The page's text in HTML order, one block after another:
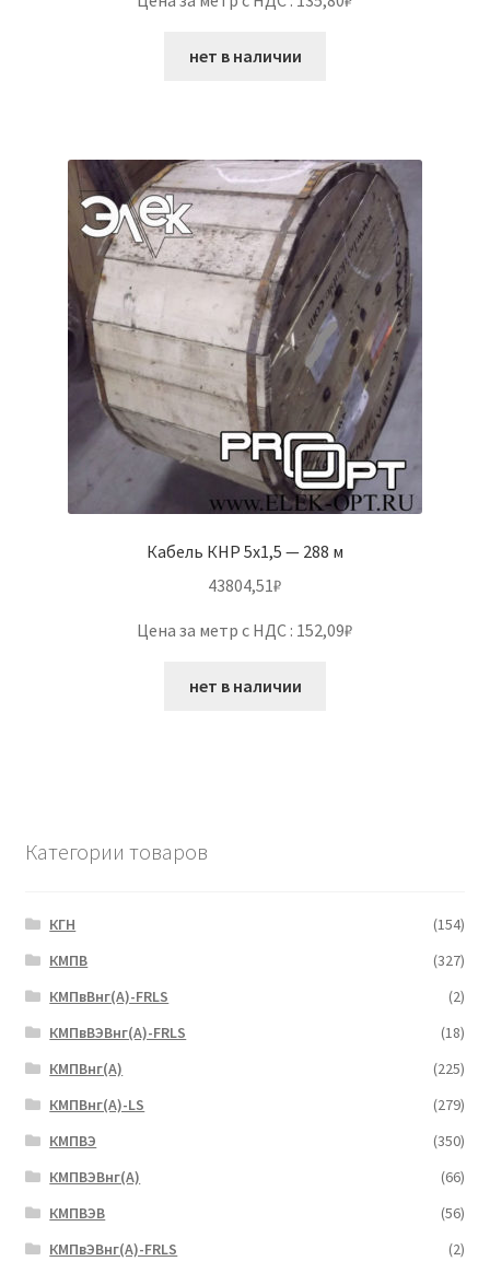
нет в наличии
Кабель КНР 5х1,5 — 288 м
43804,51₽
Цена за метр с НДС : 152,09₽
нет в наличии
Категории товаров
КГН
(154)
КМПВ
(327)
КМПвВнг(А)-FRLS
(2)
КМПвВЭВнг(А)-FRLS
(18)
КМПВнг(А)
(225)
КМПВнг(А)-LS
(279)
КМПВЭ
(350)
КМПВЭBнг(А)
(66)
КМПВЭВ
(56)
КМПвЭВнг(А)-FRLS
(2)